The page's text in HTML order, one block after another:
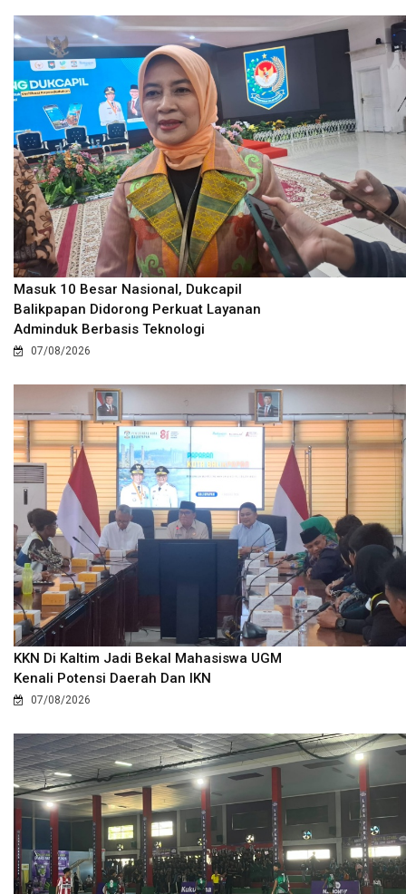
Masuk 10 Besar Nasional, Dukcapil
Balikpapan Didorong Perkuat Layanan
Adminduk Berbasis Teknologi
07/08/2026
KKN Di Kaltim Jadi Bekal Mahasiswa UGM
Kenali Potensi Daerah Dan IKN
07/08/2026